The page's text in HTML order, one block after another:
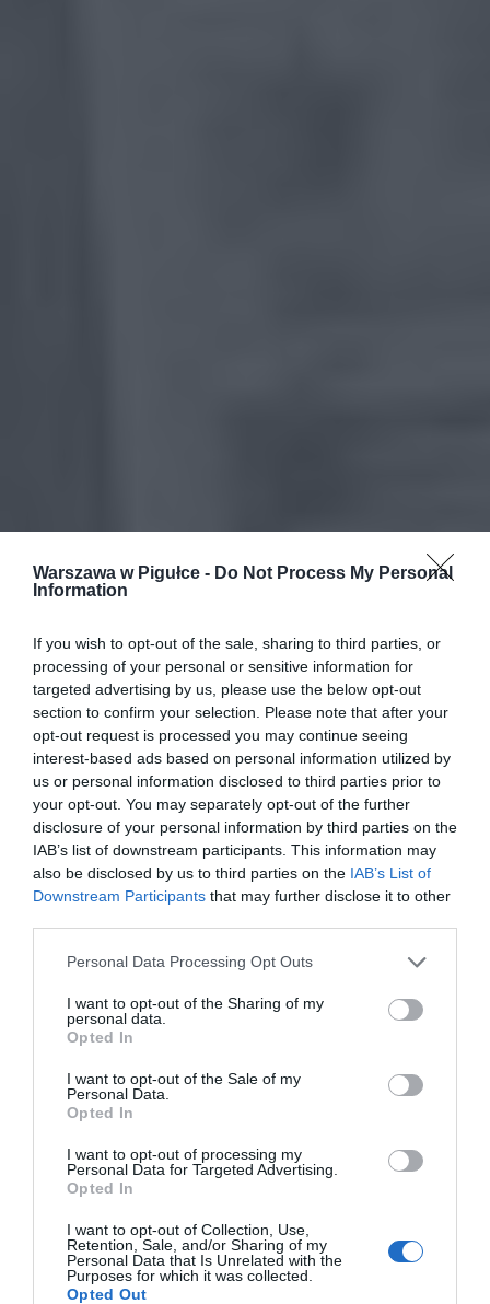
Warszawa w Pigułce - Do Not Process My Personal
Information
If you wish to opt-out of the sale, sharing to third parties, or
processing of your personal or sensitive information for
targeted advertising by us, please use the below opt-out
section to confirm your selection. Please note that after your
opt-out request is processed you may continue seeing
interest-based ads based on personal information utilized by
us or personal information disclosed to third parties prior to
your opt-out. You may separately opt-out of the further
disclosure of your personal information by third parties on the
IAB’s list of downstream participants. This information may
also be disclosed by us to third parties on the IAB’s List of
Downstream Participants that may further disclose it to other
Personal Data Processing Opt Outs
I want to opt-out of the Sharing of my
personal data.
Opted In
I want to opt-out of the Sale of my
Personal Data.
Opted In
I want to opt-out of processing my
Personal Data for Targeted Advertising.
Opted In
I want to opt-out of Collection, Use,
Retention, Sale, and/or Sharing of my
Personal Data that Is Unrelated with the
Purposes for which it was collected.
Opted Out